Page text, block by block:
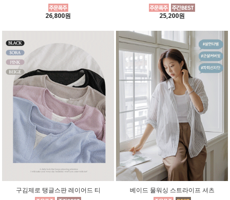
26,800원 25,200원
구김제로 탱글스판 레이어드 티 베이드 물워싱 스트라이프 셔츠